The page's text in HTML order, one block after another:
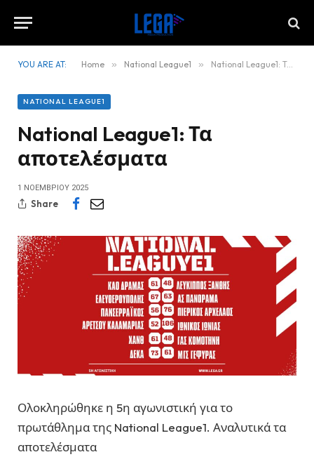
YOU ARE AT: Home » National League1 » National League1: Τα αποτελέσματα
NATIONAL LEAGUE1
National League1: Τα
αποτελέσματα
1 ΝΟΕΜΒΡΊΟΥ 2025
Share
Ολοκληρώθηκε η 5η αγωνιστική για το
πρωτάθλημα της National League1. Αναλυτικά τα
αποτελέσματα